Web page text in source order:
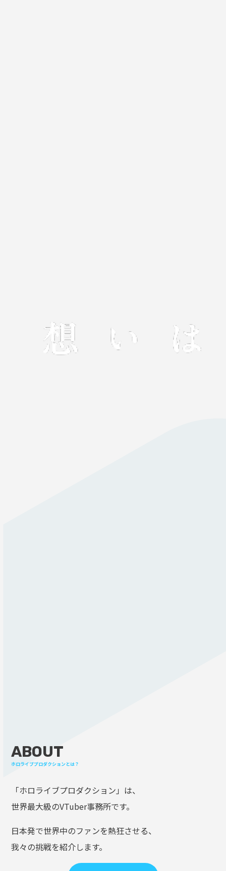
ABOUT
ホロライブプロダクションとは？
「ホロライブプロダクション」は、
世界最大級のVTuber事務所です。
日本発で世界中のファンを熱狂させる、
我々の挑戦を紹介します。